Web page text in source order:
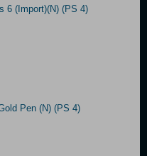
6 (Import)(N) (PS 4)
Pen (N) (PS 4)